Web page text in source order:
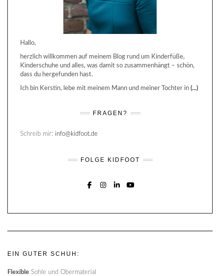
Hallo,
herzlich willkommen auf meinem Blog rund um Kinderfüße,
Kinderschuhe und alles, was damit so zusammenhängt – schön,
dass du hergefunden hast.
Ich bin Kerstin, lebe mit meinem Mann und meiner Tochter in (...)
FRAGEN?
Schreib mir: info@kidfoot.de
FOLGE KIDFOOT
EIN GUTER SCHUH:
Flexible Sohle und Obermaterial